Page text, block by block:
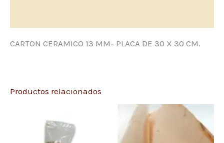
CARTON CERAMICO 13 MM- PLACA DE 30 X 30 CM.
Productos relacionados